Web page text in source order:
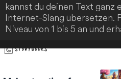
kannst du deinen Text ganz
Internet-Slang übersetzen.
Niveau von 1 bis 5 an und
Besuche